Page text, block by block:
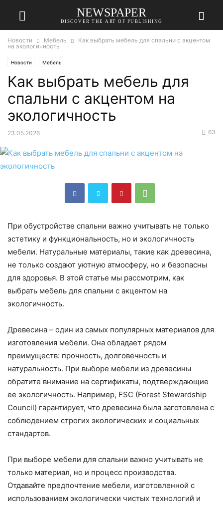
NEWSPAPER
DISCOVER THE ART OF PUBLISHING
Новости Мебель
Как выбрать мебель для спальни с акцентом
на экологичность
Новости Мебель
Как выбрать мебель для
спальни с акцентом на
экологичность
23.05.2026 63
При обустройстве спальни важно учитывать не только
эстетику и функциональность, но и экологичность
мебели. Натуральные материалы, такие как древесина,
не только создают уютную атмосферу, но и безопасны
для здоровья. В этой статье мы рассмотрим, как
выбрать мебель для спальни с акцентом на
экологичность.
Древесина – один из самых популярных материалов для
изготовления мебели. Она обладает рядом
преимуществ: прочность, долговечность и
натуральность. При выборе мебели из древесины
обратите внимание на сертификаты, подтверждающие
ее экологичность. Например, FSC (Forest Stewardship
Council) гарантирует, что древесина была заготовлена с
соблюдением строгих экологических и социальных
стандартов.
При выборе мебели для спальни важно учитывать не
только материал, но и процесс производства.
Отдавайте предпочтение мебели, изготовленной с
использованием экологически чистых технологий и